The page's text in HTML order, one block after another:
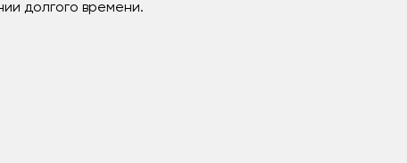
долгого времени.